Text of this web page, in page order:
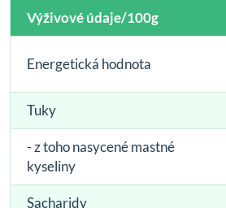
Výživové údaje/100g
Energetická hodnota
Tuky
- z toho nasycené mastné
kyseliny
Sacharidy